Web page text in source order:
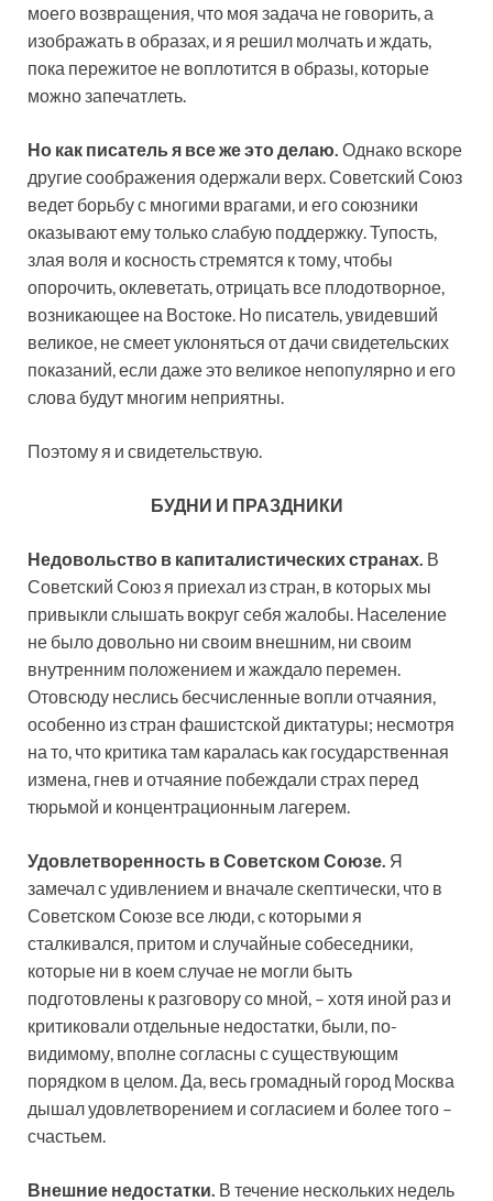
моего возвращения, что моя задача не говорить, а
изображать в образах, и я решил молчать и ждать,
пока пережитое не воплотится в образы, которые
можно запечатлеть.
Но как писатель я все же это делаю. Однако вскоре
другие соображения одержали верх. Советский Союз
ведет борьбу с многими врагами, и его союзники
оказывают ему только слабую поддержку. Тупость,
злая воля и косность стремятся к тому, чтобы
опорочить, оклеветать, отрицать все плодотворное,
возникающее на Востоке. Но писатель, увидевший
великое, не смеет уклоняться от дачи свидетельских
показаний, если даже это великое непопулярно и его
слова будут многим неприятны.
Поэтому я и свидетельствую.
БУДНИ И ПРАЗДНИКИ
Недовольство в капиталистических странах. В
Советский Союз я приехал из стран, в которых мы
привыкли слышать вокруг себя жалобы. Население
не было довольно ни своим внешним, ни своим
внутренним положением и жаждало перемен.
Отовсюду неслись бесчисленные вопли отчаяния,
особенно из стран фашистской диктатуры; несмотря
на то, что критика там каралась как государственная
измена, гнев и отчаяние побеждали страх перед
тюрьмой и концентрационным лагерем.
Удовлетворенность в Советском Союзе. Я
замечал с удивлением и вначале скептически, что в
Советском Союзе все люди, c которыми я
сталкивался, притом и случайные собеседники,
которые ни в коем случае не могли быть
подготовлены к разговору со мной, – хотя иной раз и
критиковали отдельные недостатки, были, по-
видимому, вполне согласны с существующим
порядком в целом. Да, весь громадный город Москва
дышал удовлетворением и согласием и более того –
счастьем.
Внешние недостатки. В течение нескольких недель